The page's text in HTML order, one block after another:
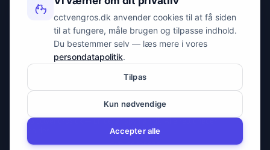
KONTAKT
info@spyman.dk
Peter Bangs Vej 153, 2000 Frederiksberg
© 2026 cctvengros.dk — En del af Spyman.dk. Alle rettigheder
CVR: 30605675
cctvengros.dk anvender cookies til at få siden
til at fungere, måle brugen og tilpasse indhold.
Du bestemmer selv — læs mere i vores
persondatapolitik.
Tilpas
Kun nødvendige
Accepter alle